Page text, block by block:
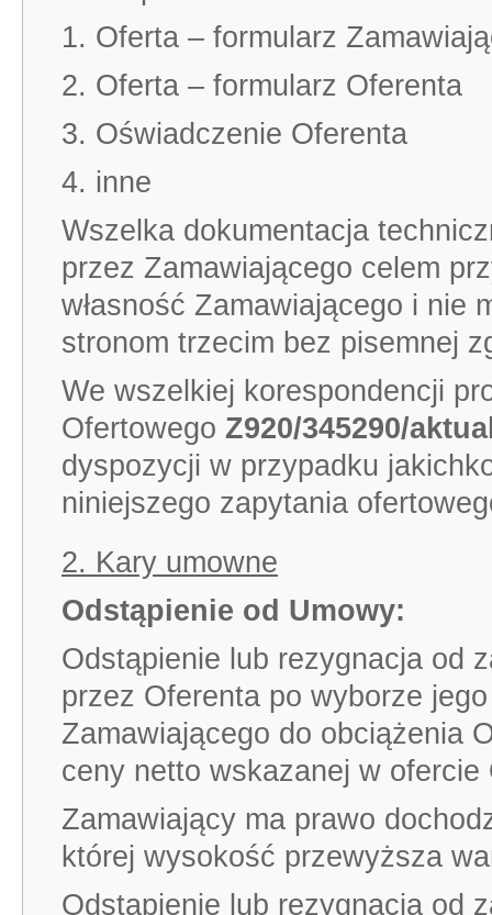
1. Oferta – formularz
2. Oferta – formularz Oferenta
3. Oświadczenie Oferenta
4. inne
Wszelka dokumentacja
przez Zamawiającego celem
własność Zamawiającego i nie
stronom trzecim bez pisemnej
We wszelkiej korespondencji
Ofertowego Z920/345290/
dyspozycji w przypadku
niniejszego zapytania
2. Kary umowne
Odstąpienie od Umowy:
Odstąpienie lub rezygnacja od
przez Oferenta po wyborze
Zamawiającego do obciążenia
ceny netto wskazanej w ofercie
Zamawiający ma prawo
której wysokość przewyższa
Odstąpienie lub rezygnacja od